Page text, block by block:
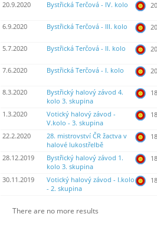
20.9.2020 Bystřická Terčová - IV. kolo
6.9.2020 Bystřická Terčová - III. kolo
5.7.2020 Bystřická Terčová - II. kolo
7.6.2020 Bystřická Terčová - I. kolo
8.3.2020
Bystřický halový závod 4.
kolo 3. skupina
1.3.2020
Votický halový závod -
V.kolo - 3. skupina
22.2.2020
28. mistrovství ČR žactva v
halové lukostřelbě
28.12.2019
Bystřický halový závod 1.
kolo 3. skupina
30.11.2019
Votický halový závod - I.kolo
- 2. skupina
There are no more results